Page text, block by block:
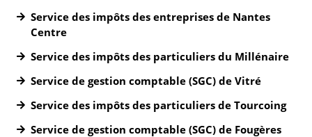
Service des impôts des entreprises de Nantes
Centre
Service des impôts des particuliers du Millénaire
Service de gestion comptable (SGC) de Vitré
Service des impôts des particuliers de Tourcoing
Service de gestion comptable (SGC) de Fougères